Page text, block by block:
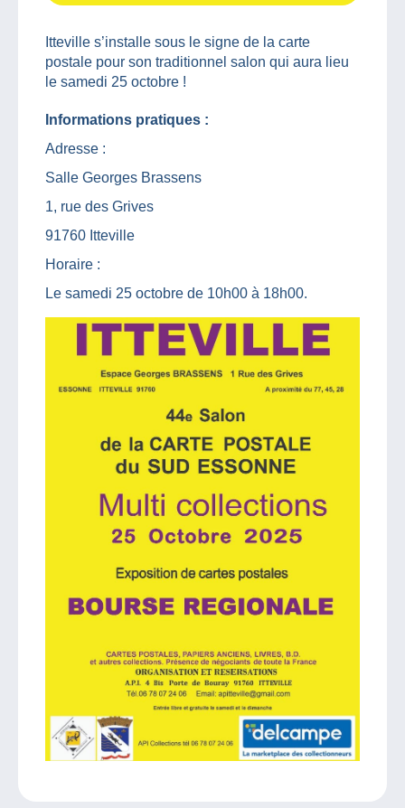
Itteville s’installe sous le signe de la carte
postale pour son traditionnel salon qui aura lieu
le samedi 25 octobre !
Informations pratiques :
Adresse :
Salle Georges Brassens
1, rue des Grives
91760 Itteville
Horaire :
Le samedi 25 octobre de 10h00 à 18h00.